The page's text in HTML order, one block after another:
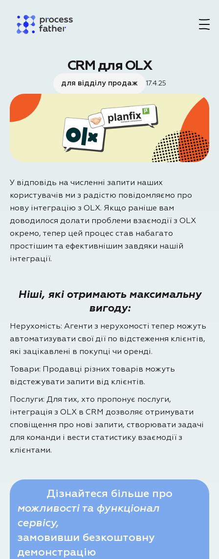
CRM для OLX
для відділу продаж 17.4.25
У відповідь на численні запити наших
користувачів ми з радістю повідомляємо про
нову інтеграцію з OLX. Якщо раніше вам
доводилося долати проблеми взаємодії з OLX
окремо, тепер цей процес став набагато
простішим та ефективнішим завдяки нашій
інтеграції.
Ніші, які отримають максимальну
вигоду:
Нерухомість: Агенти з нерухомості тепер можуть
автоматизувати свої дії по відстеження клієнтів,
які зацікавлені в покупці чи оренді.
Товари: Продавці різних товарів можуть
відстежувати запити від клієнтів.
Послуги: Для тих, хто пропонує послуги,
інтеграція з OLX в CRM дозволяє отримувати
сповіщення про нові запити, створювати задачі
для команди і вести статистику взаємодії з
клієнтами.
Дізнайтеся більше про
можливості та функціонал
сервісу,
замовивши безкоштовну
демонстрацію